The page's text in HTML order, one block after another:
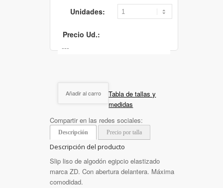
Unidades:
Precio Ud.:
Añadir al carro
Tabla de tallas y
medidas
Compartir en las redes sociales:
Descripción Precio por talla
Descripción del producto
Slip liso de algodón egipcio elastizado
marca ZD. Con abertura delantera. Máxima
comodidad.